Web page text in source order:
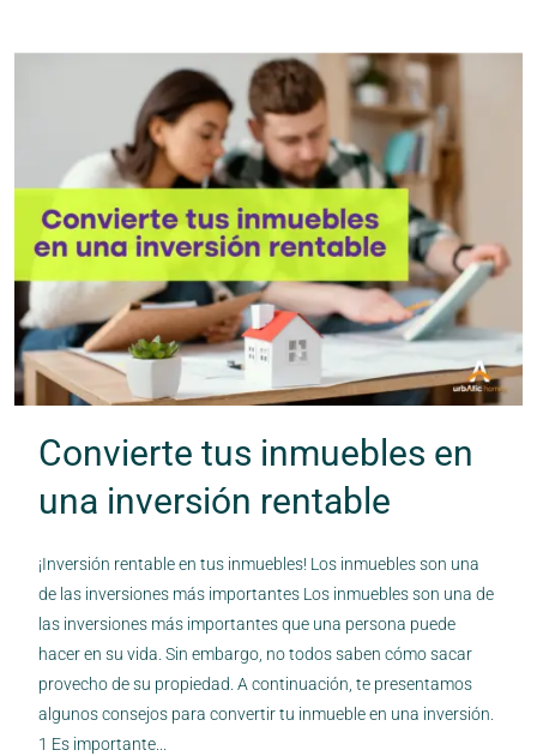
Convierte tus inmuebles en
una inversión rentable
¡Inversión rentable en tus inmuebles! Los inmuebles son una
de las inversiones más importantes Los inmuebles son una de
las inversiones más importantes que una persona puede
hacer en su vida. Sin embargo, no todos saben cómo sacar
provecho de su propiedad. A continuación, te presentamos
algunos consejos para convertir tu inmueble en una inversión.
1 Es importante...